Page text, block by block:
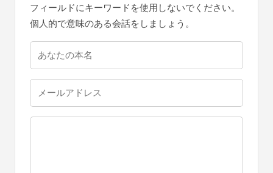
フィールドにキーワードを使用しないでください。
個人的で意味のある会話をしましょう。